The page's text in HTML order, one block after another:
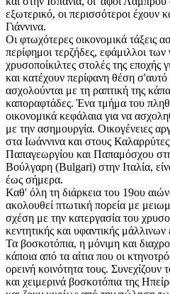
εξωτερικό, οι περισσότεροι έχουν
Γιάννινα.
Οι φτωχότερες οικονομικά τάξεις
περίφημοι τερζήδες, εφάμιλλοι των
χρυσοποίκιλτες στολές της
και κατέχουν περίφανη θέση
ασχολούνται με τη ραπτική της
καποραφτάδες. Ένα τμήμα του
οικονομικά κεφάλαια για να
με την ασημουργία. Οικογένειες
στα Ιωάννινα και στους
Παπαγεωργίου και Παπαμόσχου
Βούλγαρη (Bulgari) στην Ιταλία,
έως σήμερα.
Καθ' όλη τη διάρκεια του 19ου
ακολουθεί πτωτική πορεία με
σχέση με την κατεργασία του
κεντητικής και υφαντικής μάλλινων
Τα βοσκοτόπια, η μόνιμη και
κάποια από τα αίτια που οι
ορεινή κοινότητα τους. Συνεχίζουν
και χειμερινά βοσκοτόπια της